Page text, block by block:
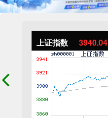
上证指数 3940.04